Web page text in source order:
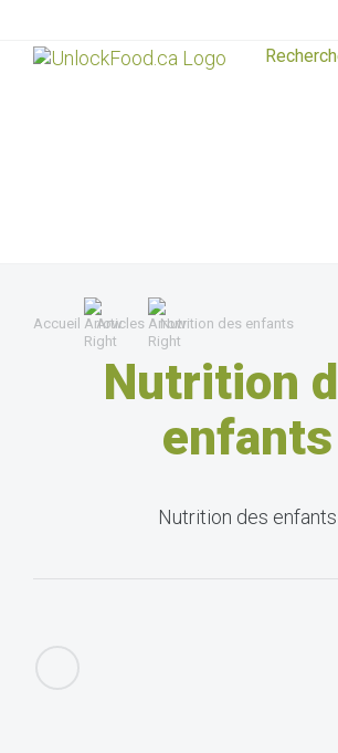
Accueil Articles Nutrition des enfants
Nutrition
enfants
Nutrition des enfants